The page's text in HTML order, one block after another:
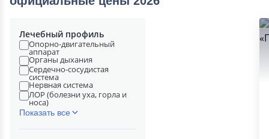
Лечебный профиль
Опорно-двигательный
аппарат
Органы дыхания
Сердечно-сосудистая
система
Нервная система
ЛОР (болезни уха, горла и
носа)
Показать все